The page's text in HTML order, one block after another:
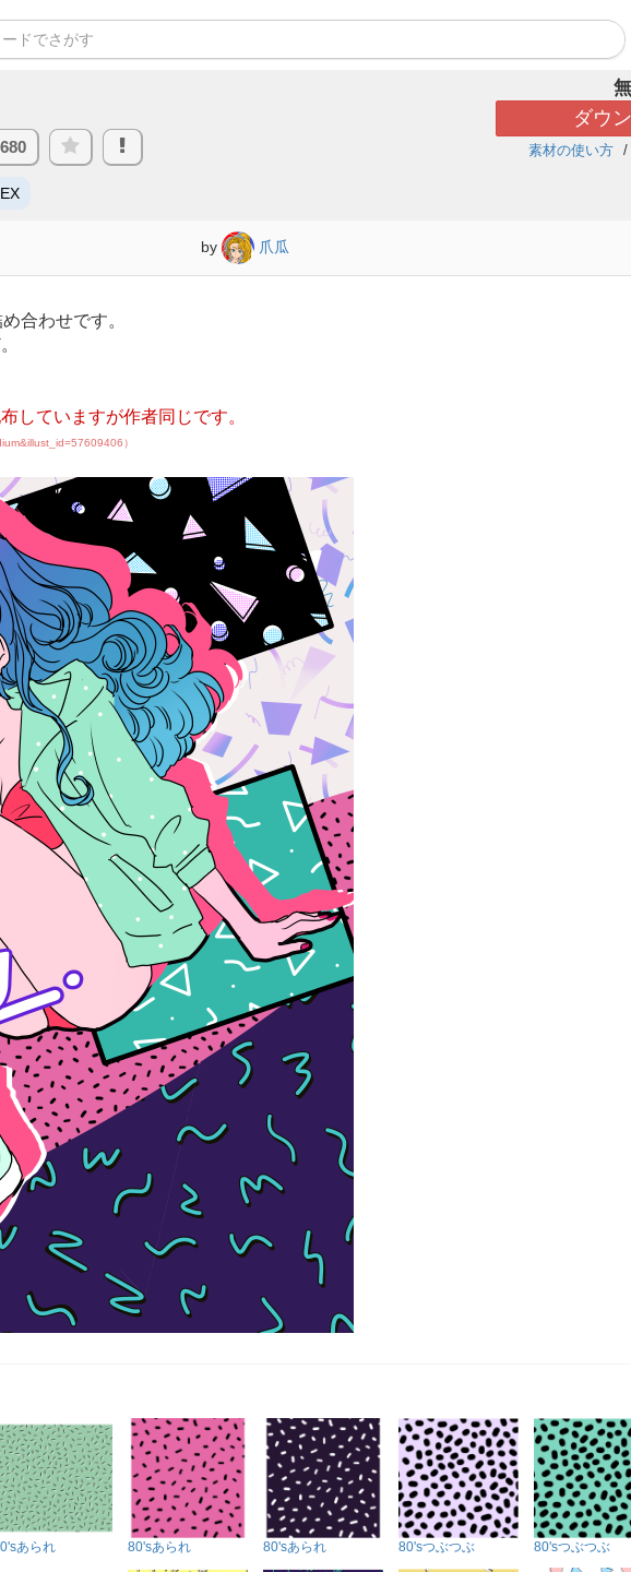
ダウ
素材の使い方
by 爪瓜
合わせです。
していますが作者同じです。
）
あられ 80'sあられ 80'sあられ 80'sつぶつぶ 80'sつぶつぶ